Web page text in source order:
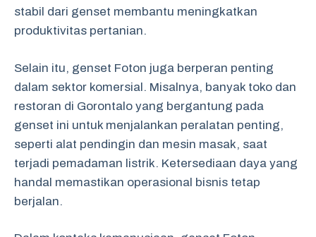
stabil dari genset membantu meningkatkan
produktivitas pertanian.
Selain itu, genset Foton juga berperan penting
dalam sektor komersial. Misalnya, banyak toko dan
restoran di Gorontalo yang bergantung pada
genset ini untuk menjalankan peralatan penting,
seperti alat pendingin dan mesin masak, saat
terjadi pemadaman listrik. Ketersediaan daya yang
handal memastikan operasional bisnis tetap
berjalan.